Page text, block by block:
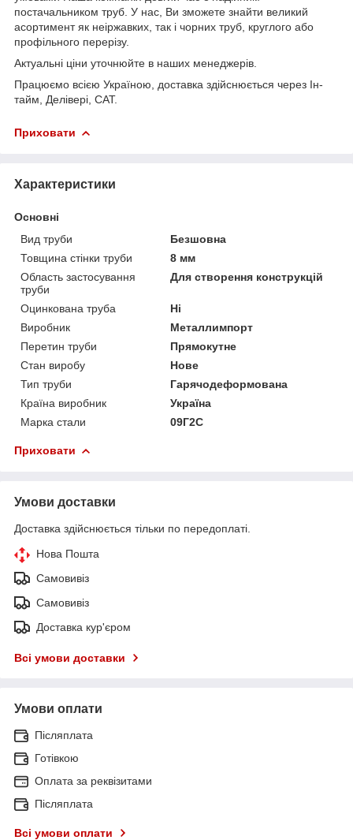
постачальником труб. У нас, Ви зможете знайти великий
асортимент як неіржавких, так і чорних труб, круглого або
профільного перерізу.
Актуальні ціни уточнюйте в наших менеджерів.
Працюємо всією Україною, доставка здійснюється через Ін-
тайм, Делівері, САТ.
Приховати
Характеристики
Основні
Вид труби
Безшовна
Товщина стінки труби
8 мм
Область застосування
труби
Для створення конструкцій
Оцинкована труба
Ні
Виробник
Металлимпорт
Перетин труби
Прямокутне
Стан виробу
Нове
Тип труби
Гарячодеформована
Країна виробник
Україна
Марка стали
09Г2С
Приховати
Умови доставки
Доставка здійснюється тільки по передоплаті.
Нова Пошта
Самовивіз
Самовивіз
Доставка кур'єром
Всі умови доставки
Умови оплати
Післяплата
Готівкою
Оплата за реквізитами
Післяплата
Всі умови оплати